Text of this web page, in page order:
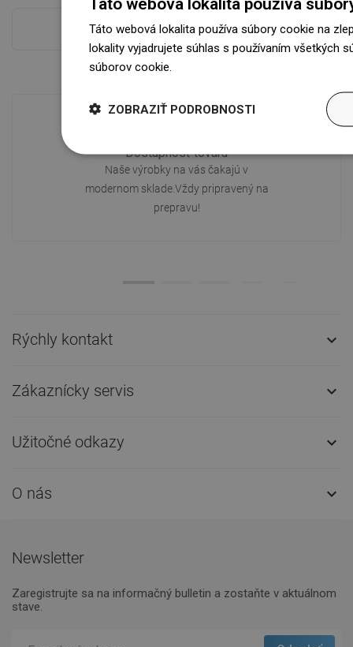
Pokladňa viac
Dostupnosť tovaru
Naše výrobky na vás čakajú v
modernom sklade.Vždy pripravený na
prepravu!
Rýchly kontakt 
Zákaznícky servis 
Užitočné odkazy 
O nás 
Newsletter
Zaregistrujte sa na informačný bulletin a zostaňte v aktuálnom
stave.
Táto webová lokalita používa súbory cookie na
lokality vyjadrujete súhlas s používaním všetkých
súborov cookie.
ZOBRAZIŤ PODROBNOSTI